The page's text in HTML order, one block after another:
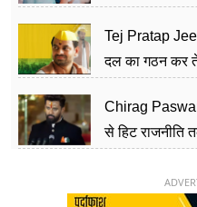
Tej Pratap
दल का गठन कर
Chirag
से हिट राजनीति